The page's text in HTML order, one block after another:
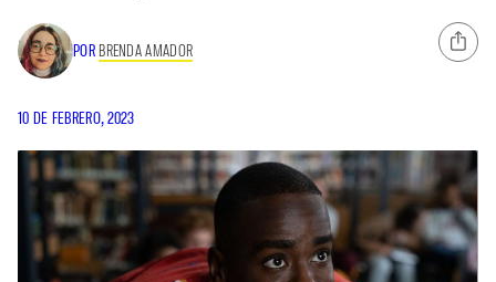
POR BRENDA AMADOR
10 DE FEBRERO, 2023